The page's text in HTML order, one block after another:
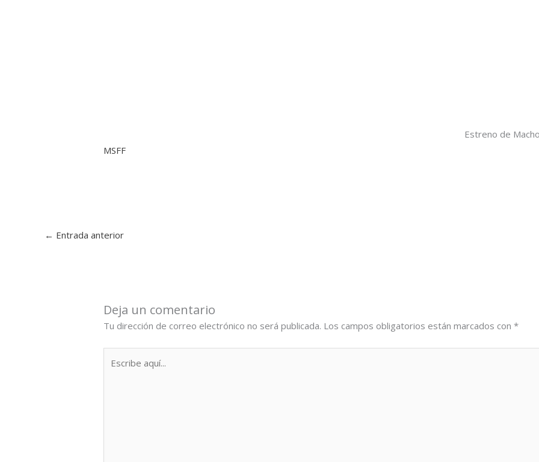
Estreno de
MSFF
← Entrada anterior
Deja un comentario
Tu dirección de correo electrónico no será publicada. Los campos obligatorios están marcados con*